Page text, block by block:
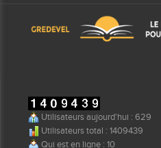
Utilisateurs aujourd'hui : 629
Utilisateurs total : 1409439
Qui est en ligne : 10